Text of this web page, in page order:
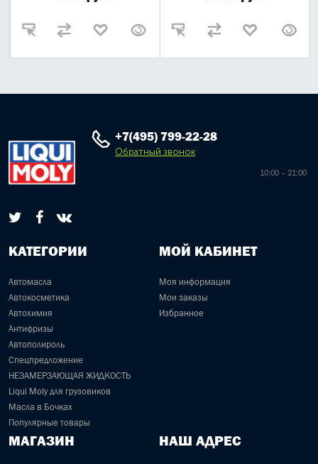
+7(495) 799-22-28
Обратный звонок
10:00 – 21:00
КАТЕГОРИИ
Автомасла
Автокосметика
Автохимия
Антифризы
Автополироль
Спецпредложение
НЕЗАМЕРЗАЮЩАЯ ЖИДКОСТЬ
Liqui Moly для грузовиков
Масла в Бочках
Популярные товары
МОЙ КАБИНЕТ
Моя информация
Мои заказы
Избранное
МАГАЗИН НАШ АДРЕС